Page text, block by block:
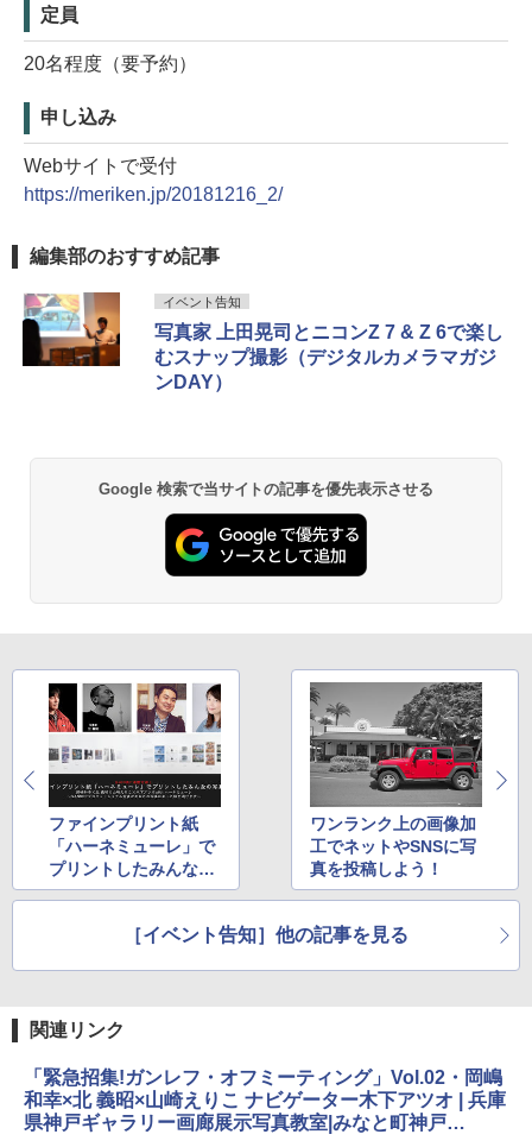
定員
20名程度（要予約）
申し込み
Webサイトで受付
https://meriken.jp/20181216_2/
編集部のおすすめ記事
イベント告知
写真家 上田晃司とニコンZ 7 & Z 6で楽し
むスナップ撮影（デジタルカメラマガジ
ンDAY）
Google 検索で当サイトの記事を優先表示させる
ファインプリント紙
「ハーネミューレ」で
プリントしたみんなの
写真展
ワンランク上の画像加
工でネットやSNSに写
真を投稿しよう！
［イベント告知］他の記事を見る
関連リンク
「緊急招集!ガンレフ・オフミーティング」Vol.02・岡嶋
和幸×北 義昭×山崎えりこ ナビゲーター木下アツオ | 兵庫
県神戸ギャラリー画廊展示写真教室|みなと町神戸